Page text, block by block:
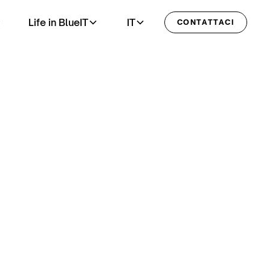
Life in BlueIT IT CONTATTACI